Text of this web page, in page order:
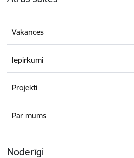
Vakances
Iepirkumi
Projekti
Par mums
Noderīgi